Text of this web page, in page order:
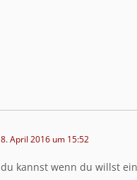
8. April 2016 um 15:52
du kannst wenn du willst